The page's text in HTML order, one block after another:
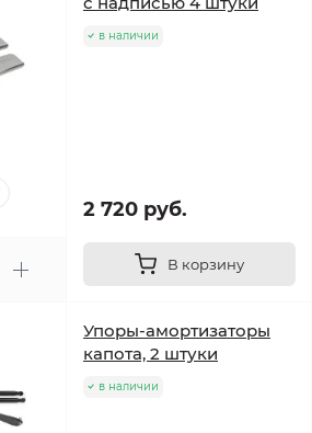
в наличии
2 720 руб.
В корзину
Упоры-амортизаторы
капота, 2 штуки
в наличии